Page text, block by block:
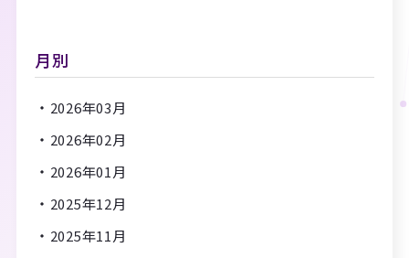
月別
2026年03月
2026年02月
2026年01月
2025年12月
2025年11月